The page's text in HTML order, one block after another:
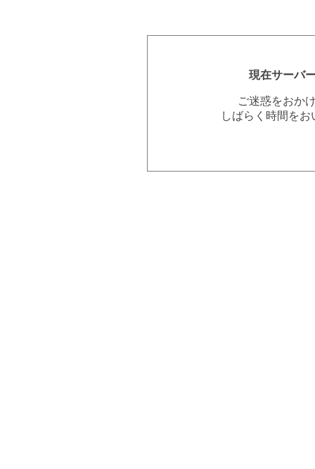
現在サーバ
ご迷惑をおか
しばらく時間を